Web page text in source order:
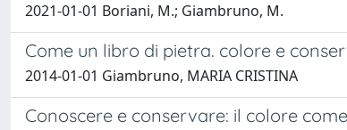
2021-01-01 Boriani, M.; Giambruno, M.
Come un libro di pietra. colore e
2014-01-01 Giambruno, MARIA CRISTINA
Conoscere e conservare: il colore